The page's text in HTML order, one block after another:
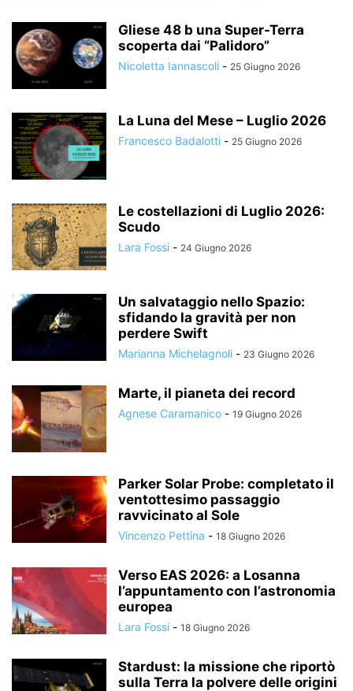
Gliese 48 b una Super-Terra
scoperta dai “Palidoro”
Nicoletta Iannascoli - 25 Giugno 2026
La Luna del Mese – Luglio 2026
Francesco Badalotti - 25 Giugno 2026
Le costellazioni di Luglio 2026:
Scudo
Lara Fossi - 24 Giugno 2026
Un salvataggio nello Spazio:
sfidando la gravità per non
perdere Swift
Marianna Michelagnoli - 23 Giugno 2026
Marte, il pianeta dei record
Agnese Caramanico - 19 Giugno 2026
Parker Solar Probe: completato il
ventottesimo passaggio
ravvicinato al Sole
Vincenzo Pettina - 18 Giugno 2026
Verso EAS 2026: a Losanna
l’appuntamento con l’astronomia
europea
Lara Fossi - 18 Giugno 2026
Stardust: la missione che riportò
sulla Terra la polvere delle origini